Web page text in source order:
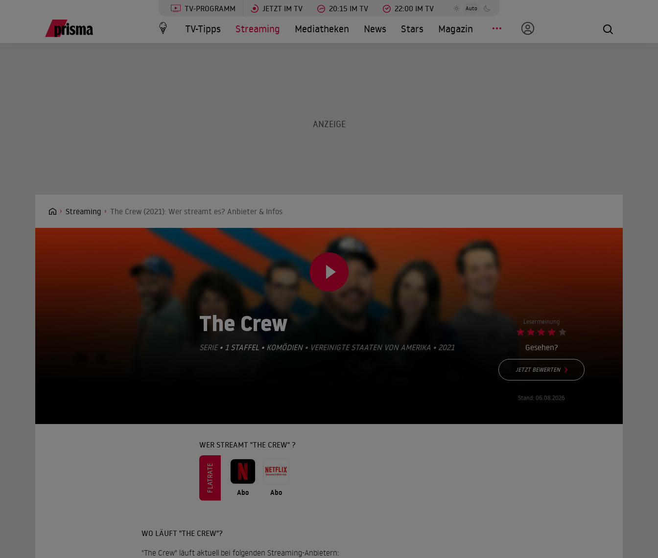
TV-PROGRAMM JETZT IM TV 20:15 IM TV 22:00 IM TV Auto
TV-Tipps Streaming Mediatheken News Stars Magazin
Streaming The Crew (2021): Wer streamt es? Anbieter & Infos
The Crew
SERIE • 1 STAFFEL • KOMÖDIEN• VEREINIGTE STAATEN VON AMERIKA • 2021
Lesermeinung
Gesehen?
JETZT BEWERTEN
Stand: 06.08.2026
WER STREAMT "THE CREW" ?
FLATRATE Abo Abo
WO LÄUFT "THE CREW"?
"The Crew" läuft aktuell bei folgenden Streaming-Anbietern: